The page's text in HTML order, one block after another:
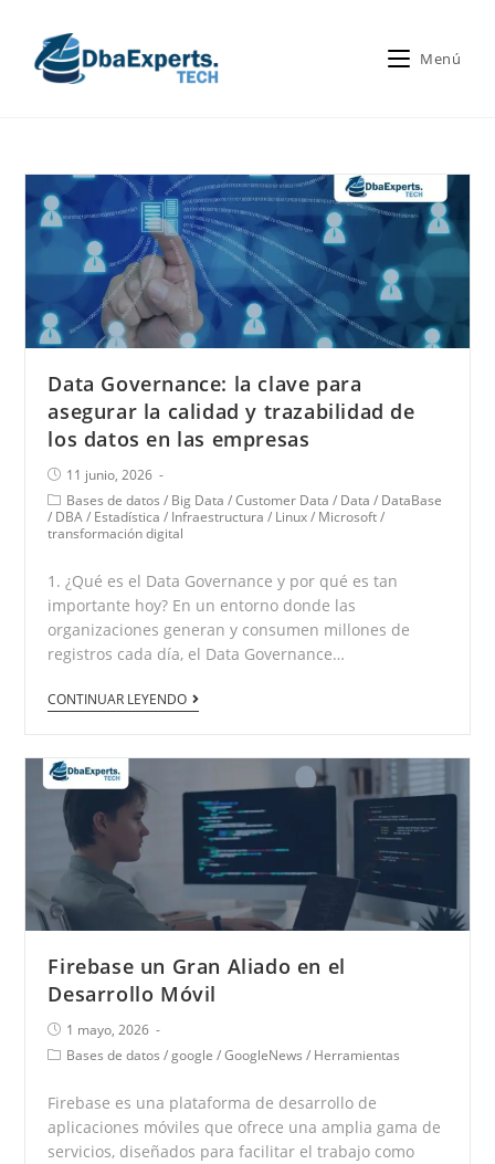
Menú
Data Governance: la clave para
asegurar la calidad y trazabilidad de
los datos en las empresas
11 junio, 2026
Bases de datos / Big Data /Customer Data / Data / DataBase
/ DBA/ Estadística / Infraestructura / Linux/ Microsoft/
transformación digital
1. ¿Qué es el Data Governance y por qué es tan
importante hoy? En un entorno donde las
organizaciones generan y consumen millones de
registros cada día, el Data Governance…
CONTINUAR LEYENDO
Firebase un Gran Aliado en el
Desarrollo Móvil
1 mayo, 2026
Bases de datos /google /GoogleNews / Herramientas
Firebase es una plataforma de desarrollo de
aplicaciones móviles que ofrece una amplia gama de
servicios, diseñados para facilitar el trabajo como